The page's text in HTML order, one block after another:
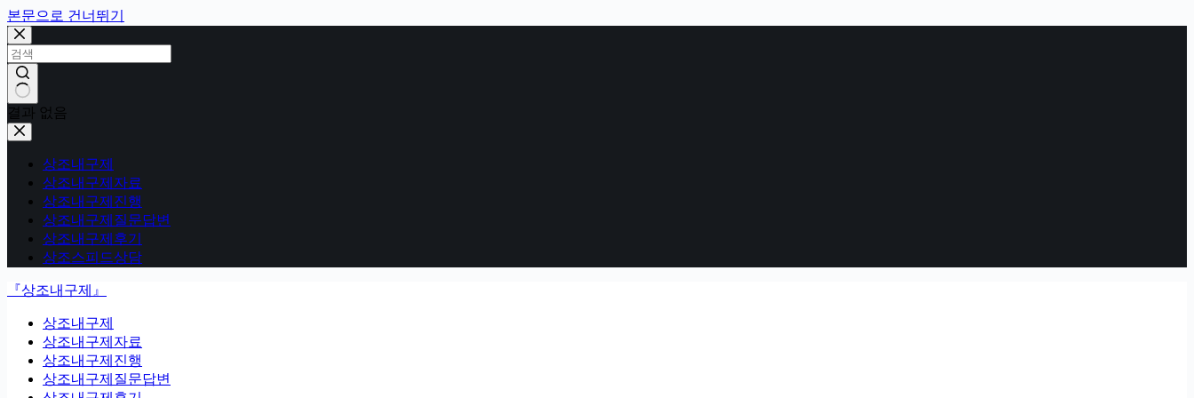
본문으로 건너뛰기
결과 없음
상조내구제
상조내구제자료
상조내구제진행
상조내구제질문답변
상조내구제후기
상조스피드상담
『상조내구제』
상조내구제
상조내구제자료
상조내구제진행
상조내구제질문답변